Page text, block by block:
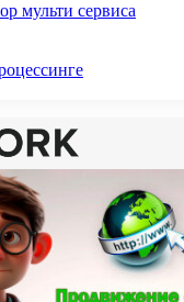
мульти сервиса